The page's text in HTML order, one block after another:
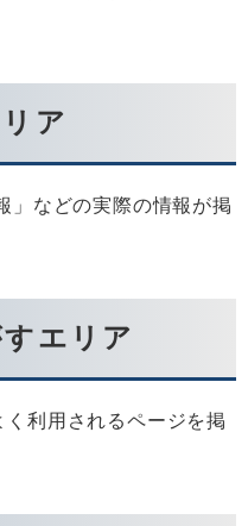
ア
などの実際の情報が掲
すエリア
利用されるページを掲